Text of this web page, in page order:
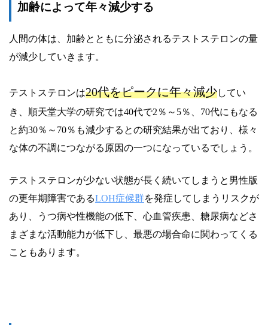
加齢によって年々減少する
人間の体は、加齢とともに分泌されるテストステロンの量
が減少していきます。
テストステロンは20代をピークに年々減少してい
き、順天堂大学の研究では40代で2％～5％、70代にもなる
と約30％～70％も減少するとの研究結果が出ており、様々
な体の不調につながる原因の一つになっているでしょう。
テストステロンが少ない状態が長く続いてしまうと男性版
の更年期障害であるLOH症候群を発症してしまうリスクが
あり、うつ病や性機能の低下、心血管疾患、糖尿病などさ
まざまな活動能力が低下し、最悪の場合命に関わってくる
こともあります。